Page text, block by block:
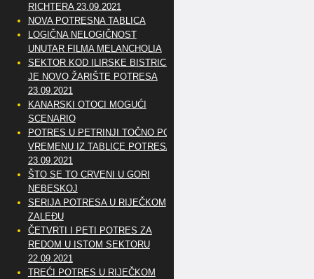
RICHTERA 23.09.2021
NOVA POTRESNA TABLICA
LOGIČNA NELOGIČNOST
UNUTAR FILMA MELANCHOLIA
SEKTOR KOD ILIRSKE BISTRICE
JE NOVO ŽARIŠTE POTRESA
23.09.2021
KANARSKI OTOCI MOGUĆI
SCENARIO
POTRES U PETRINJI TOČNO PO
VREMENU IZ TABLICE POTRESA
23.09.2021
ŠTO SE TO CRVENI U GORI
NEBESKOJ
SERIJA POTRESA U RIJEČKOM
ZALEĐU
ČETVRTI I PETI POTRES ZA
REDOM U ISTOM SEKTORU
22.09.2021
TREĆI POTRES U RIJEČKOM